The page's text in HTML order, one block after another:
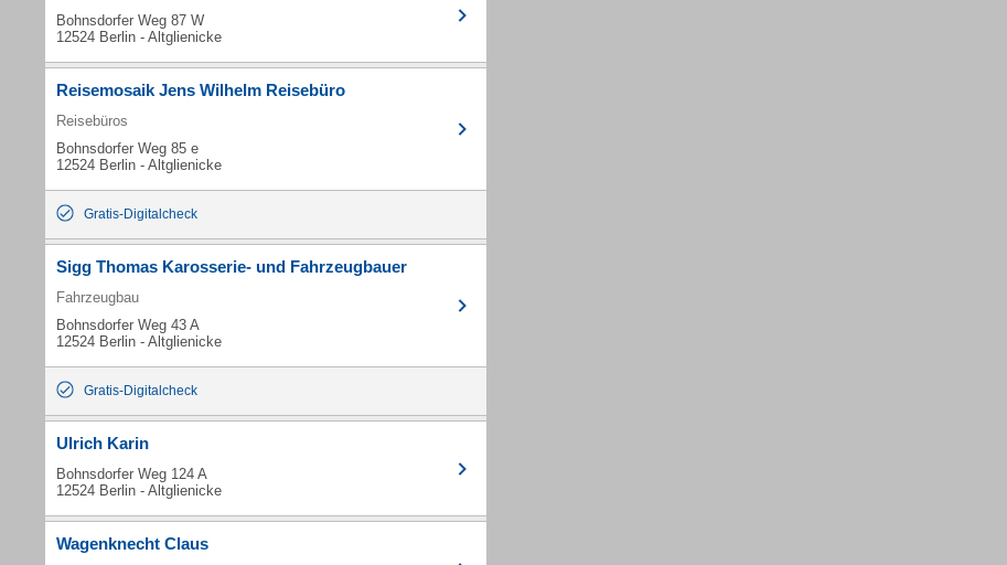
Bohnsdorfer Weg 87 W
12524 Berlin - Altglienicke
Reisemosaik Jens Wilhelm Reisebüro
Reisebüros
Bohnsdorfer Weg 85 e
12524 Berlin - Altglienicke
Gratis-Digitalcheck
Sigg Thomas Karosserie- und Fahrzeugbauer
Fahrzeugbau
Bohnsdorfer Weg 43 A
12524 Berlin - Altglienicke
Gratis-Digitalcheck
Ulrich Karin
Bohnsdorfer Weg 124 A
12524 Berlin - Altglienicke
Wagenknecht Claus